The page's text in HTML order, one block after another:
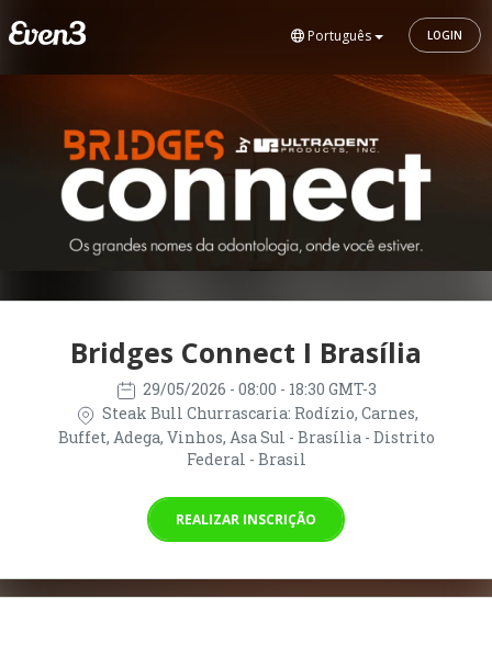
Português LOGIN
Bridges Connect I Brasília
29/05/2026 - 08:00 - 18:30 GMT-3
Steak Bull Churrascaria: Rodízio, Carnes,
Buffet, Adega, Vinhos, Asa Sul - Brasília - Distrito
Federal - Brasil
REALIZAR INSCRIÇÃO